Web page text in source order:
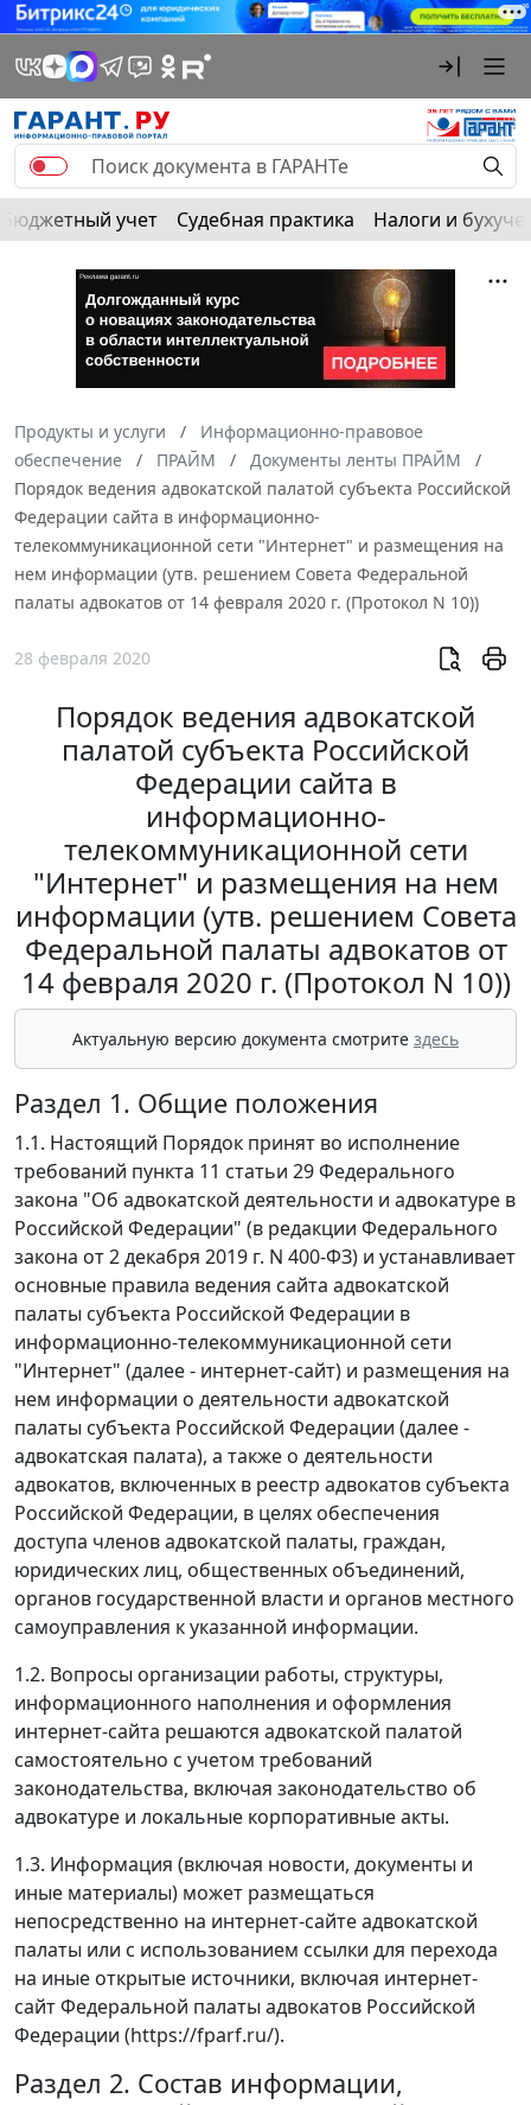
Бюджетный учет Судебная практика Налоги и
Продукты и услуги
Информационно-правовое
обеспечение
ПРАЙМ
Документы ленты ПРАЙМ
Порядок ведения адвокатской палатой субъекта Российской
Федерации сайта в информационно-
телекоммуникационной сети "Интернет" и размещения на
нем информации (утв. решением Совета Федеральной
палаты адвокатов от 14 февраля 2020 г. (Протокол N 10))
28 февраля 2020
Порядок ведения адвокатской
палатой субъекта Российской
Федерации сайта в
информационно-
телекоммуникационной сети
"Интернет" и размещения на нем
информации (утв. решением Совета
Федеральной палаты адвокатов от
14 февраля 2020 г. (Протокол N 10))
Актуальную версию документа смотрите здесь
Раздел 1. Общие положения
1.1. Настоящий Порядок принят во исполнение
требований пункта 11 статьи 29 Федерального
закона "Об адвокатской деятельности и адвокатуре в
Российской Федерации" (в редакции Федерального
закона от 2 декабря 2019 г. N 400-ФЗ) и устанавливает
основные правила ведения сайта адвокатской
палаты субъекта Российской Федерации в
информационно-телекоммуникационной сети
"Интернет" (далее - интернет-сайт) и размещения на
нем информации о деятельности адвокатской
палаты субъекта Российской Федерации (далее -
адвокатская палата), а также о деятельности
адвокатов, включенных в реестр адвокатов субъекта
Российской Федерации, в целях обеспечения
доступа членов адвокатской палаты, граждан,
юридических лиц, общественных объединений,
органов государственной власти и органов местного
самоуправления к указанной информации.
1.2. Вопросы организации работы, структуры,
информационного наполнения и оформления
интернет-сайта решаются адвокатской палатой
самостоятельно с учетом требований
законодательства, включая законодательство об
адвокатуре и локальные корпоративные акты.
1.3. Информация (включая новости, документы и
иные материалы) может размещаться
непосредственно на интернет-сайте адвокатской
палаты или с использованием ссылки для перехода
на иные открытые источники, включая интернет-
сайт Федеральной палаты адвокатов Российской
Федерации (https://fparf.ru/).
Раздел 2. Состав информации,